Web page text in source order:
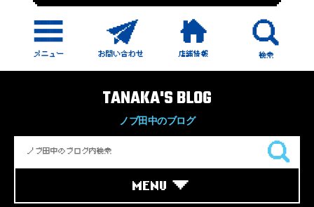
TANAKA'S BLOG
ノブ田中のブログ
MENU